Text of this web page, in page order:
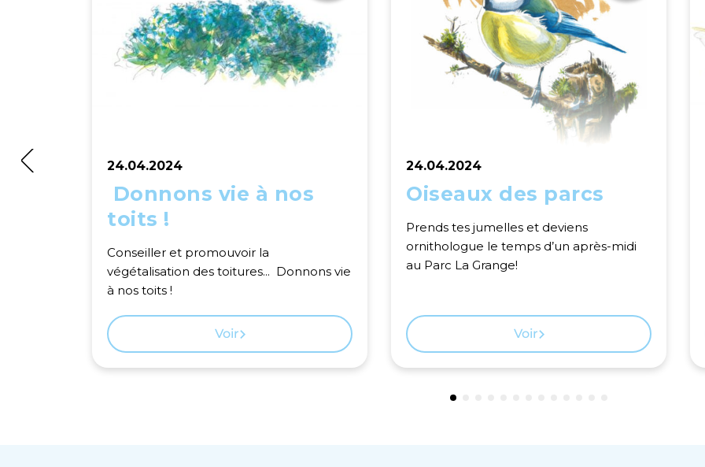
24.04.2024
Donnons vie à nos
toits !
Conseiller et promouvoir la
végétalisation des toitures... Donnons vie
à nos toits !
Voir
24.04.2024
Oiseaux des parcs
Prends tes jumelles et deviens
ornithologue le temps d’un après-midi
au Parc La Grange!
Voir